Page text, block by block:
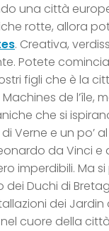
una città
rotte, allora
. Creativa,
Potete
figli che è la
de l’île,
che si
Verne e un po’
da Vinci e
imperdibili. Ma
dei Duchi di
dei Jardin
cuore della